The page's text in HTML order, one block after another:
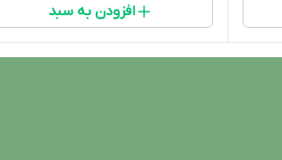
افزودن به سبد